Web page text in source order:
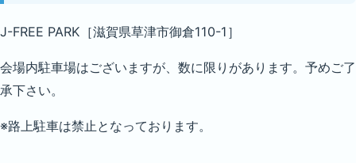
J-FREE PARK［滋賀県草津市御倉110-1］
会場内駐車場はございますが、数に限りがあります。予めご了
承下さい。
※路上駐車は禁止となっております。